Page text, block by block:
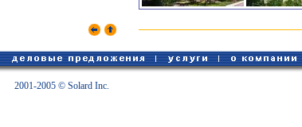
2001-2005 © Solard Inc.